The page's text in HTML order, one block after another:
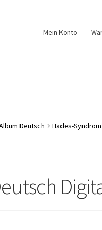
Mein Konto
Deutsch Hades-